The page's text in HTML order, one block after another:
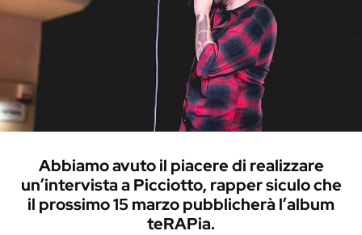
Abbiamo avuto il piacere di realizzare
un’intervista a Picciotto, rapper siculo che
il prossimo 15 marzo pubblicherà l’album
teRAPia.